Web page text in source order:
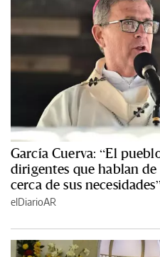
García Cuerva: “El
dirigentes que hablan
cerca de sus
elDiarioAR